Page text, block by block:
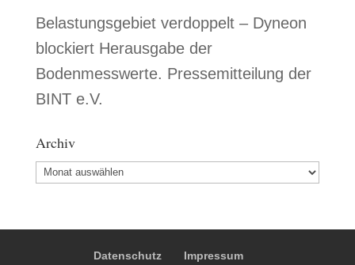
Belastungsgebiet verdoppelt – Dyneon
blockiert Herausgabe der
Bodenmesswerte. Pressemitteilung der
BINT e.V.
Archiv
Archiv
Datenschutz Impressum